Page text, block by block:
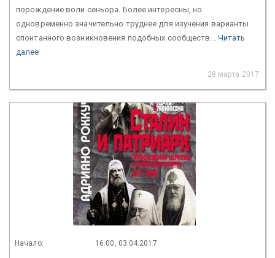
порождение воли сеньора. Более интересны, но
одновременно значительно труднее для изучения варианты
спонтанного возникновения подобных сообществ... Читать
далее
28 марта 2017
Начало: 16:00, 03.04.2017